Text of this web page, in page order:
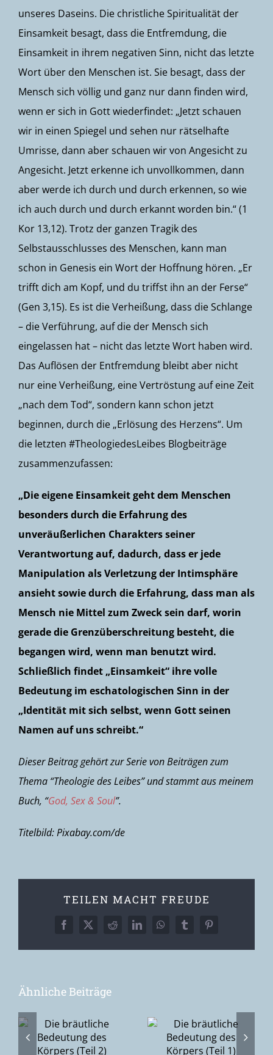
unseres Daseins. Die christliche Spiritualität der
Einsamkeit besagt, dass die Entfremdung, die
Einsamkeit in ihrem negativen Sinn, nicht das letzte
Wort über den Menschen ist. Sie besagt, dass der
Mensch sich völlig und ganz nur dann finden wird,
wenn er sich in Gott wiederfindet: „Jetzt schauen
wir in einen Spiegel und sehen nur rätselhafte
Umrisse, dann aber schauen wir von Angesicht zu
Angesicht. Jetzt erkenne ich unvollkommen, dann
aber werde ich durch und durch erkennen, so wie
ich auch durch und durch erkannt worden bin.“ (1
Kor 13,12). Trotz der ganzen Tragik des
Selbstausschlusses des Menschen, kann man
schon in Genesis ein Wort der Hoffnung hören. „Er
trifft dich am Kopf, und du triffst ihn an der Ferse“
(Gen 3,15). Es ist die Verheißung, dass die Schlange
– die Verführung, auf die der Mensch sich
eingelassen hat – nicht das letzte Wort haben wird.
Das Auflösen der Entfremdung bleibt aber nicht
nur eine Verheißung, eine Vertröstung auf eine Zeit
„nach dem Tod“, sondern kann schon jetzt
beginnen, durch die „Erlösung des Herzens“. Um
die letzten #TheologiedesLeibes Blogbeiträge
zusammenzufassen:
„Die eigene Einsamkeit geht dem Menschen
besonders durch die Erfahrung des
unveräußerlichen Charakters seiner
Verantwortung auf, dadurch, dass er jede
Manipulation als Verletzung der Intimsphäre
ansieht sowie durch die Erfahrung, dass man als
Mensch nie Mittel zum Zweck sein darf, worin
gerade die Grenzüberschreitung besteht, die
begangen wird, wenn man benutzt wird.
Schließlich findet „Einsamkeit“ ihre volle
Bedeutung im eschatologischen Sinn in der
„Identität mit sich selbst, wenn Gott seinen
Namen auf uns schreibt.“
Dieser Beitrag gehört zur Serie von Beiträgen zum
Thema “Theologie des Leibes” und stammt aus meinem
Buch, “God, Sex & Soul”.
Titelbild: Pixabay.com/de
TEILEN MACHT FREUDE
Facebook
X RedditLinkedInWhatsAppTumblrPinterest
Ähnliche Beiträge
Die bräutliche
Bedeutung
des Körpers
Scham (2):
Vom
Zudecken hin